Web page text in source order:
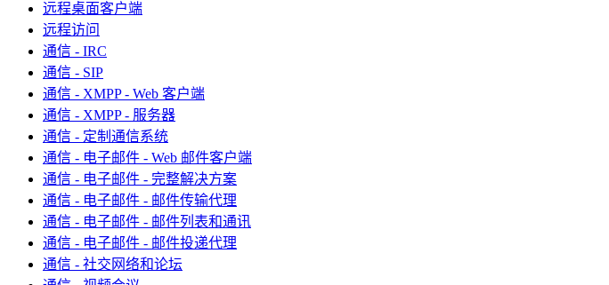
远程桌面客户端
远程访问
通信 - IRC
通信 - SIP
通信 - XMPP - Web 客户端
通信 - XMPP - 服务器
通信 - 定制通信系统
通信 - 电子邮件 - Web 邮件客户端
通信 - 电子邮件 - 完整解决方案
通信 - 电子邮件 - 邮件传输代理
通信 - 电子邮件 - 邮件列表和通讯
通信 - 电子邮件 - 邮件投递代理
通信 - 社交网络和论坛